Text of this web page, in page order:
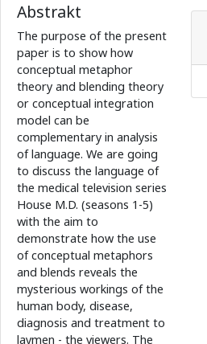
Abstrakt
The purpose of the present
paper is to show how
conceptual metaphor
theory and blending theory
or conceptual integration
model can be
complementary in analysis
of language. We are going
to discuss the language of
the medical television series
House M.D. (seasons 1-5)
with the aim to
demonstrate how the use
of conceptual metaphors
and blends reveals the
mysterious workings of the
human body, disease,
diagnosis and treatment to
laymen - the viewers. The